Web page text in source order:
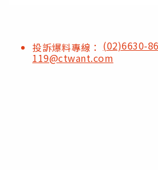
投訴爆料專線： (02)6630-
119@ctwant.com